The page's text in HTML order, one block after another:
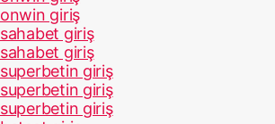
onwin giriş
sahabet giriş
sahabet giriş
superbetin giriş
superbetin giriş
superbetin giriş